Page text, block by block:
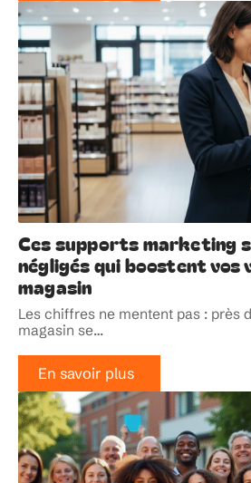
Ces supports marketing
négligés qui boostent vos
magasin
Les chiffres ne mentent pas : près
magasin se…
En savoir plus